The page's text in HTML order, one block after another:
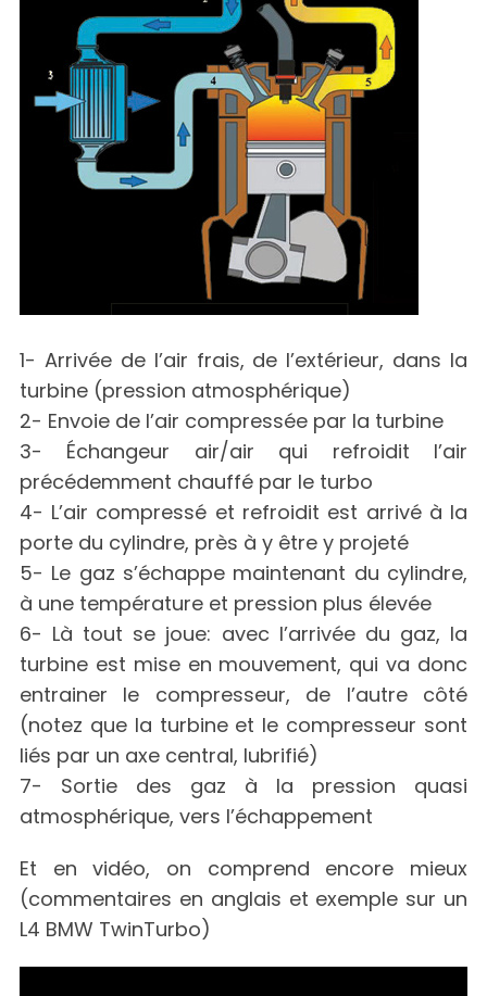
1- Arrivée de l’air frais, de l’extérieur, dans la
turbine (pression atmosphérique)
2- Envoie de l’air compressée par la turbine
3- Échangeur air/air qui refroidit l’air
précédemment chauffé par le turbo
4- L’air compressé et refroidit est arrivé à la
porte du cylindre, près à y être y projeté
5- Le gaz s’échappe maintenant du cylindre,
à une température et pression plus élevée
6- Là tout se joue: avec l’arrivée du gaz, la
turbine est mise en mouvement, qui va donc
entrainer le compresseur, de l’autre côté
(notez que la turbine et le compresseur sont
liés par un axe central, lubrifié)
7- Sortie des gaz à la pression quasi
atmosphérique, vers l’échappement
Et en vidéo, on comprend encore mieux
(commentaires en anglais et exemple sur un
L4 BMW TwinTurbo)